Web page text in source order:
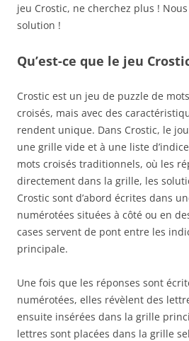
jeu Crostic, ne cherchez plus !
solution !
Qu’est-ce que le jeu
Crostic est un jeu de puzzle de
croisés, mais avec des
rendent unique. Dans Crostic, le
une grille vide et à une liste
mots croisés traditionnels, où les
directement dans la grille, les
Crostic sont d’abord écrites dans
numérotées situées à côté ou en
cases servent de pont entre les
principale.
Une fois que les réponses sont
numérotées, elles révèlent des
ensuite insérées dans la grille
lettres sont placées dans la grille